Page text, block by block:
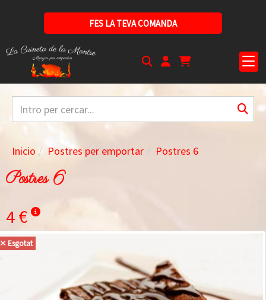
FES LA TEVA COMANDA
Inicio Postres per emportar Postres 6
Postres 6
4 €
Esgotat